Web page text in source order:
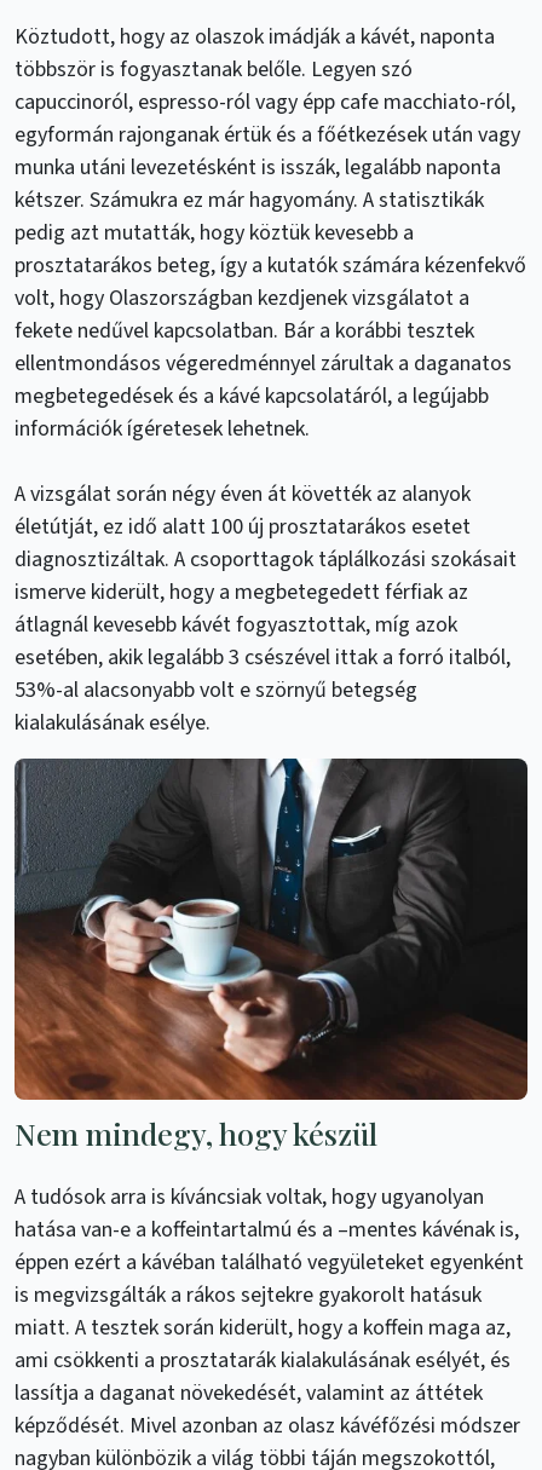
Köztudott, hogy az olaszok imádják a kávét, naponta
többször is fogyasztanak belőle. Legyen szó
capuccinoról, espresso-ról vagy épp cafe macchiato-ról,
egyformán rajonganak értük és a főétkezések után vagy
munka utáni levezetésként is isszák, legalább naponta
kétszer. Számukra ez már hagyomány. A statisztikák
pedig azt mutatták, hogy köztük kevesebb a
prosztatarákos beteg, így a kutatók számára kézenfekvő
volt, hogy Olaszországban kezdjenek vizsgálatot a
fekete nedűvel kapcsolatban. Bár a korábbi tesztek
ellentmondásos végeredménnyel zárultak a daganatos
megbetegedések és a kávé kapcsolatáról, a legújabb
információk ígéretesek lehetnek.
A vizsgálat során négy éven át követték az alanyok
életútját, ez idő alatt 100 új prosztatarákos esetet
diagnosztizáltak. A csoporttagok táplálkozási szokásait
ismerve kiderült, hogy a megbetegedett férfiak az
átlagnál kevesebb kávét fogyasztottak, míg azok
esetében, akik legalább 3 csészével ittak a forró italból,
53%-al alacsonyabb volt e szörnyű betegség
kialakulásának esélye.
Nem mindegy, hogy készül
A tudósok arra is kíváncsiak voltak, hogy ugyanolyan
hatása van-e a koffeintartalmú és a –mentes kávénak is,
éppen ezért a kávéban található vegyületeket egyenként
is megvizsgálták a rákos sejtekre gyakorolt hatásuk
miatt. A tesztek során kiderült, hogy a koffein maga az,
ami csökkenti a prosztatarák kialakulásának esélyét, és
lassítja a daganat növekedését, valamint az áttétek
képződését. Mivel azonban az olasz kávéfőzési módszer
nagyban különbözik a világ többi táján megszokottól,